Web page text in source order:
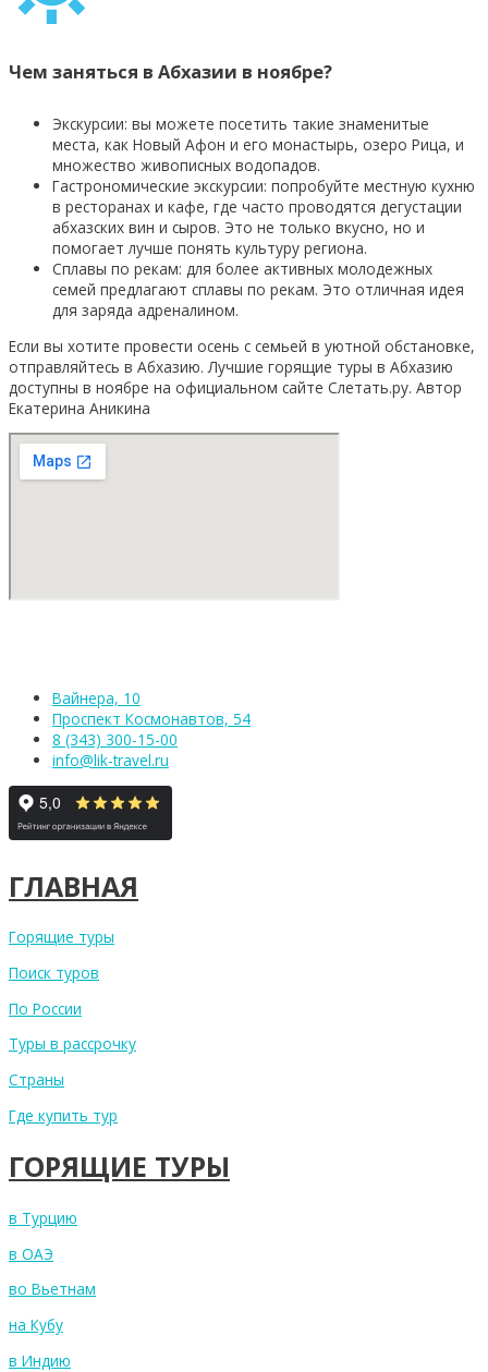
Чем заняться в Абхазии в ноябре?
Экскурсии: вы можете посетить такие знаменитые
места, как Новый Афон и его монастырь, озеро Рица, и
множество живописных водопадов.
Гастрономические экскурсии: попробуйте местную кухню
в ресторанах и кафе, где часто проводятся дегустации
абхазских вин и сыров. Это не только вкусно, но и
помогает лучше понять культуру региона.
Сплавы по рекам: для более активных молодежных
семей предлагают сплавы по рекам. Это отличная идея
для заряда адреналином.
Если вы хотите провести осень с семьей в уютной обстановке,
отправляйтесь в Абхазию. Лучшие горящие туры в Абхазию
доступны в ноябре на официальном сайте Слетать.ру. Автор
Екатерина Аникина
Вайнера, 10
Проспект Космонавтов, 54
8 (343) 300-15-00
info@lik-travel.ru
ГЛАВНАЯ
Горящие туры
Поиск туров
По России
Туры в рассрочку
Страны
Где купить тур
ГОРЯЩИЕ ТУРЫ
в Турцию
в ОАЭ
во Вьетнам
на Кубу
в Индию